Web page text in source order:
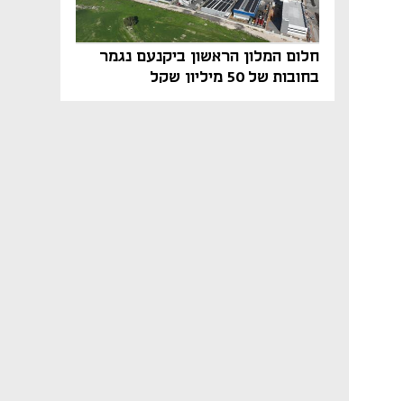
חלום המלון הראשון ביקנעם נגמר
בחובות של 50 מיליון שקל